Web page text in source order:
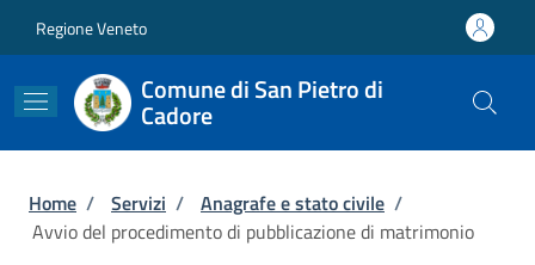
Regione Veneto
Comune di San Pietro di
Cadore
Briciole di pane
Home / Servizi / Anagrafe e stato civile /
Avvio del procedimento di pubblicazione di matrimonio